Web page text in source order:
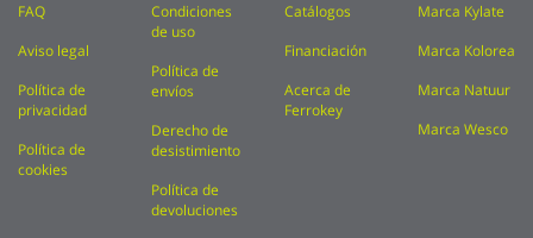
FAQ
Aviso legal
Política de
privacidad
Política de
cookies
Condiciones
de uso
Política de
envíos
Derecho de
desistimiento
Política de
devoluciones
Catálogos
Financiación
Acerca de
Ferrokey
Marca Kylate
Marca Kolorea
Marca Natuur
Marca Wesco